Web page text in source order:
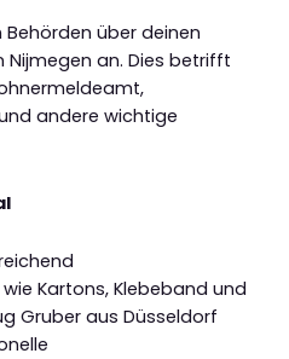
über deinen
Nijmegen an. Dies betrifft
andere wichtige
Kartons, Klebeband und
Gruber aus Düsseldorf